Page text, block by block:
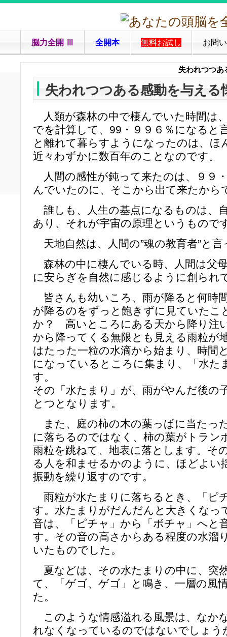
脳力全開 Ⅲ 全開本 無料お試し お問
失われつつあ
失われつつある感動を与える
人類が森林の中で棲んでいた時間は
でを計算して、99・９９６％になると
と離れて暮らすようになったのは、ほ
近々わずかに数百年のことなのです。
人間の感性が鈍って来たのは、９９
んでいたのに、そこから出て来たから
誰しも、人生の基点になるものは、
あり、それが宇宙の原理というもので
天地自然は、人間の”魂の教育者”と
森林の中に棲んでいる時、人間は父
に安らぎを自然に感じるように創られ
皆さんも幼いころ、雨が降ると何時
が降るのをずっと飽きずに見ていたこ
か？ 高いところにある天から降り注
から降ってくる無限とも見える雨粒が
はたった一粒の水滴から始まり、時間
になっているところに集まり、「水た
す。
その「水たまり」が、雨がやんだ後の
とつとなります。
また、庭の柿の木の葉っぱに当たっ
に落ちるのではなく、柿の葉がトラン
雨粒を跳ねて、地表に落とします。そ
る人を和ませるかのように、ほどよい
振動を繰り返すのです。
雨粒が水たまりに落ちるとき、「ピ
す。水たまりがだんだんと大きくなっ
音は、「ピチャ」から「ボチャ」へと
す。その音の高さからある程度の水溜
いたものでした。
夏などは、その水たまりの中に、突
て、「ゲゴ、ゲゴ」と鳴き、一層の風
た。
このような情感溢れる風景は、なか
れなくなっているのではないでしょ